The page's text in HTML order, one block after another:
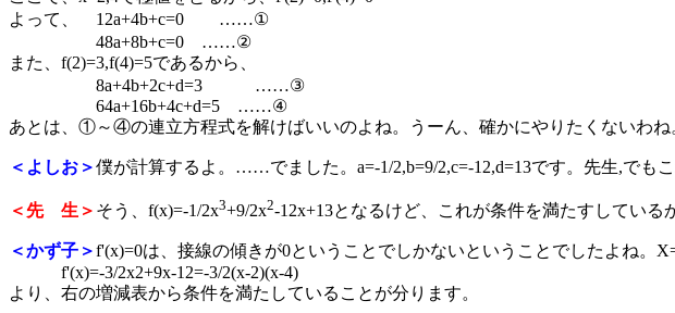
よって、 12a+4b+c=0 ……①
48a+8b+c=0 ……②
また、f(2)=3,f(4)=5であるから、
8a+4b+2c+d=3 ……③
64a+16b+4c+d=5 ……④
あとは、①～④の連立方程式を解けばいいのよね。うーん、確かにやりたくないわね
＜よしお＞僕が計算するよ。……でました。a=-1/2,b=9/2,c=-12,d=13です。先生,でも
＜先 生＞ そう、f(x)=-1/2x3+9/2x2-12x+13となるけど、これが条件を満たすしている
＜かず子＞f'(x)=0は、接線の傾きが0ということでしかないということでしたよね。
f'(x)=-3/2x2+9x-12=-3/2(x-2)(x-4)
より、右の増減表から条件を満たしていることが分ります。